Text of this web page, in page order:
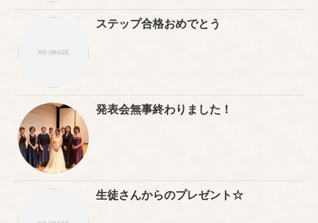
ステップ合格おめでとう
発表会無事終わりました！
生徒さんからのプレゼント☆